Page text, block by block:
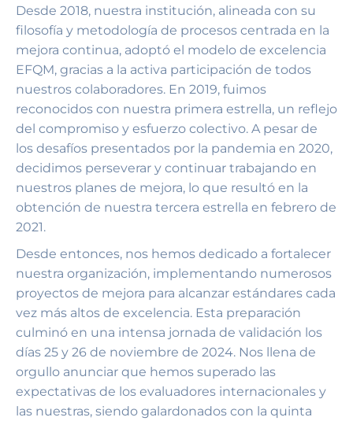
Desde 2018, nuestra institución, alineada con su
filosofía y metodología de procesos centrada en la
mejora continua, adoptó el modelo de excelencia
EFQM, gracias a la activa participación de todos
nuestros colaboradores. En 2019, fuimos
reconocidos con nuestra primera estrella, un reflejo
del compromiso y esfuerzo colectivo. A pesar de
los desafíos presentados por la pandemia en 2020,
decidimos perseverar y continuar trabajando en
nuestros planes de mejora, lo que resultó en la
obtención de nuestra tercera estrella en febrero de
2021.
Desde entonces, nos hemos dedicado a fortalecer
nuestra organización, implementando numerosos
proyectos de mejora para alcanzar estándares cada
vez más altos de excelencia. Esta preparación
culminó en una intensa jornada de validación los
días 25 y 26 de noviembre de 2024. Nos llena de
orgullo anunciar que hemos superado las
expectativas de los evaluadores internacionales y
las nuestras, siendo galardonados con la quinta